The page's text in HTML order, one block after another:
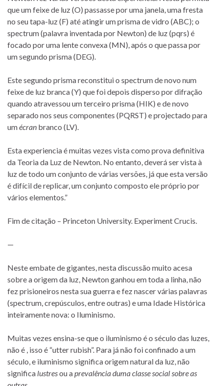
que um feixe de luz (O) passasse por uma janela, uma fresta
no seu tapa-luz (F) até atingir um prisma de vidro (ABC); o
spectrum (palavra inventada por Newton) de luz (pqrs) é
focado por uma lente convexa (MN), após o que passa por
um segundo prisma (DEG).
Este segundo prisma reconstitui o spectrum de novo num
feixe de luz branca (Y) que foi depois disperso por difração
quando atravessou um terceiro prisma (HIK) e de novo
separado nos seus componentes (PQRST) e projectado para
umécran branco (LV).
Esta experiencia é muitas vezes vista como prova definitiva
da Teoria da Luz de Newton. No entanto, deverá ser vista à
luz de todo um conjunto de várias versões, já que esta versão
é difícil de replicar, um conjunto composto ele próprio por
vários elementos.”
Fim de citação – Princeton University. Experiment Crucis.
—
Neste embate de gigantes, nesta discussão muito acesa
sobre a origem da luz, Newton ganhou em toda a linha, não
fez prisioneiros nesta sua guerra e fez nascer várias palavras
(spectrum, crepúsculos, entre outras) e uma Idade Histórica
inteiramente nova: o Iluminismo.
Muitas vezes ensina-se que o iluminismo é o século das luzes,
não é , isso é “utter rubish”. Para já não foi confinado a um
século, e iluminismo significa origem natural da luz, não
significa lustresou aprevalência duma classe social sobre as